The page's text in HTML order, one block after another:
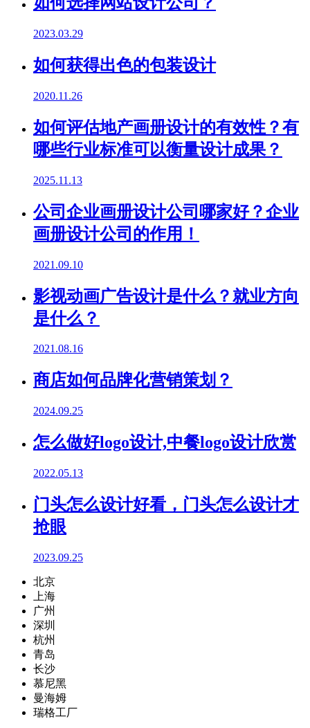
2023.03.29
如何获得出色的包装设计
2020.11.26
如何评估地产画册设计的有效性？有
哪些行业标准可以衡量设计成果？
2025.11.13
公司企业画册设计公司哪家好？企业
画册设计公司的作用！
2021.09.10
影视动画广告设计是什么？就业方向
是什么？
2021.08.16
商店如何品牌化营销策划？
2024.09.25
怎么做好logo设计,中餐logo设计欣赏
2022.05.13
门头怎么设计好看，门头怎么设计才
抢眼
2023.09.25
北京
上海
广州
深圳
杭州
青岛
长沙
慕尼黑
曼海姆
瑞格工厂